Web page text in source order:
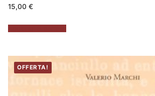
15,00 €
OFFERTA!